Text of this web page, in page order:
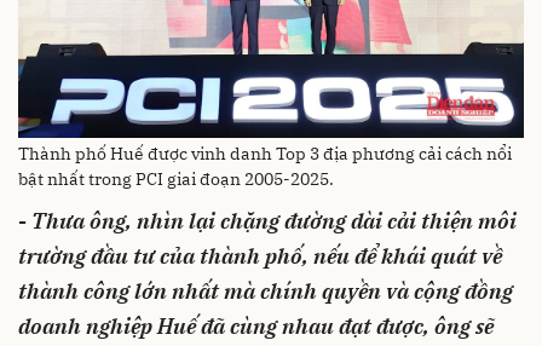
Thành phố Huế được vinh danh Top 3 địa phương cải cách nổi
bật nhất trong PCI giai đoạn 2005-2025.
- Thưa ông, nhìn lại chặng đường dài cải thiện môi
trường đầu tư của thành phố, nếu để khái quát về
thành công lớn nhất mà chính quyền và cộng đồng
doanh nghiệp Huế đã cùng nhau đạt được, ông sẽ